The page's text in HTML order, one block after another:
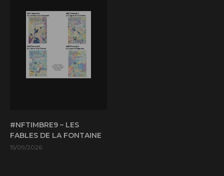
#NFTIMBRE9 – LES
FABLES DE LA FONTAINE
15/09/2026